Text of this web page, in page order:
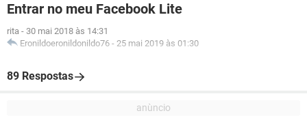
Entrar no meu Facebook Lite
rita - 30 mai 2018 às 14:31
Eronildoeronildonildo76 - 25 mai 2019 às 01:30
89 Respostas